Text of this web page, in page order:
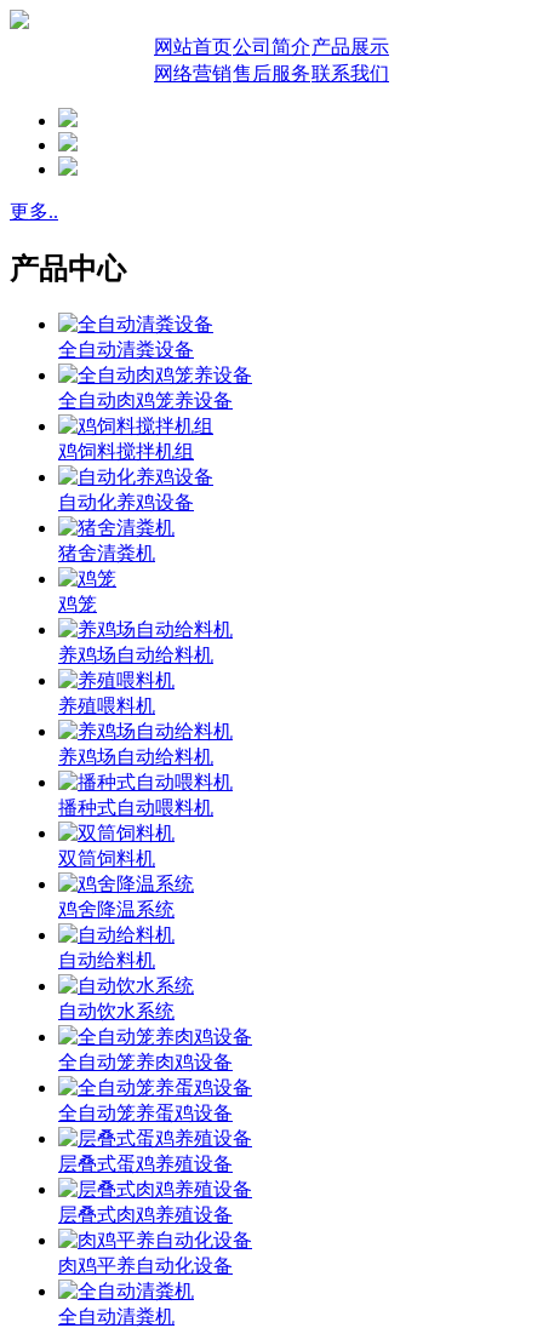
网站首页公司简介产品展示
网络营销售后服务联系我们
更多..
产品中心
全自动清粪设备
全自动肉鸡笼养设备
鸡饲料搅拌机组
自动化养鸡设备
猪舍清粪机
鸡笼
养鸡场自动给料机
养殖喂料机
养鸡场自动给料机
播种式自动喂料机
双筒饲料机
鸡舍降温系统
自动给料机
自动饮水系统
全自动笼养肉鸡设备
全自动笼养蛋鸡设备
层叠式蛋鸡养殖设备
层叠式肉鸡养殖设备
肉鸡平养自动化设备
全自动清粪机